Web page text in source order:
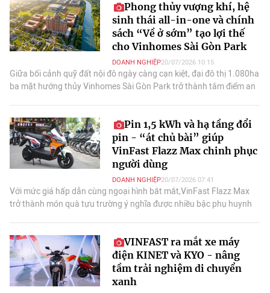
Phong thủy vượng khí, hệ
sinh thái all-in-one và chính
sách “Về ở sớm” tạo lợi thế
cho Vinhomes Sài Gòn Park
DOANH NGHIỆP20/07/2026 10:15
Giữa bối cảnh quỹ đất nội đô ngày càng cạn kiệt, đại đô thị 1.080ha
ba mặt hướng thủy Vinhomes Sài Gòn Park trở thành tâm điểm an
Pin 1,5 kWh và hạ tầng đổi
pin - “át chủ bài” giúp
VinFast Flazz Max chinh phục
người dùng
DOANH NGHIỆP20/07/2026 07:41
Với mức giá hấp dẫn cùng ngoại hình bắt mắt,VinFast Flazz Max
trở thành món quà tựu trường ý nghĩa được nhiều bậc phụ huynh
VINFAST ra mắt xe máy
điện KINET và KYO - nâng
tầm trải nghiệm di chuyển
xanh